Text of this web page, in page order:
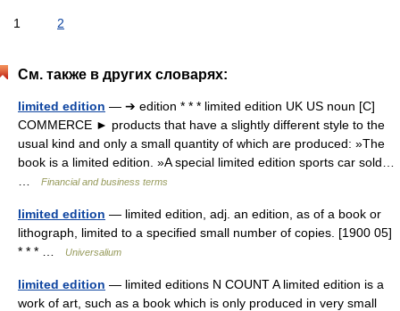
1 2
См. также в других словарях:
limited edition — ➔ edition * * * limited edition UK US noun [C]
COMMERCE ► products that have a slightly different style to the
usual kind and only a small quantity of which are produced: »The
book is a limited edition. »A special limited edition sports car sold…
Financial and business terms
limited edition — limited edition, adj. an edition, as of a book or
lithograph, limited to a specified small number of copies. [1900 05]
* * * …
Universalium
limited edition — limited editions N COUNT A limited edition is a
work of art, such as a book which is only produced in very small